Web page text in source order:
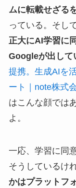
ムに転載せざる
っている。そし
正大にAI学習に
Googleが出して
提携。生成AIを
ート｜note株式
はこんな顔では
よ。
一応、学習に同
そうしているけれ
かはプラットフ